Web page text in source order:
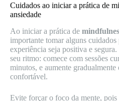
Cuidados ao iniciar a prática de
ansiedade
Ao iniciar a prática de
importante tomar alguns cuidados
experiência seja positiva e
seu ritmo: comece com sessões
minutos, e aumente gradualmente
confortável.
Evite forçar o foco da mente, pois